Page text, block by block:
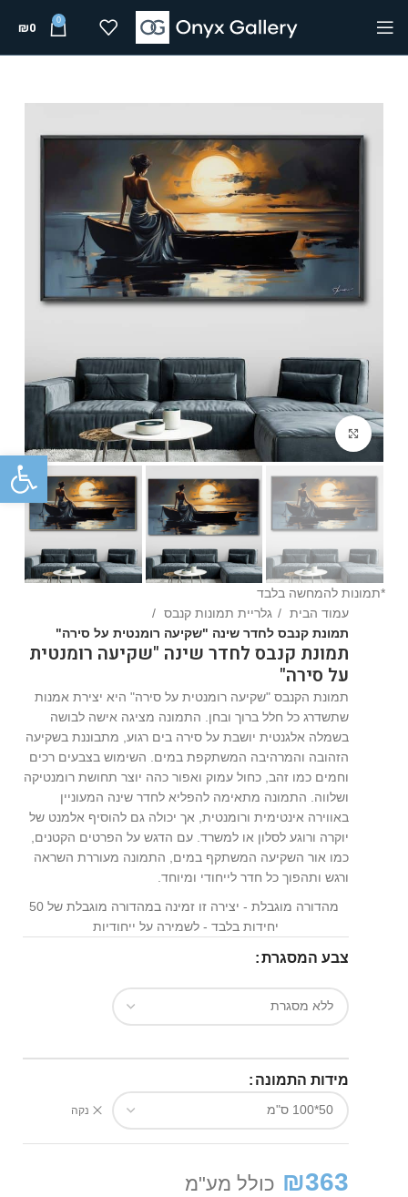
0
₪0
Click to enlarge
*תמונות להמחשה בלבד
עמוד הבית
גלריית תמונות קנבס
תמונת קנבס לחדר שינה "שקיעה רומנטית על סירה"
תמונת קנבס לחדר שינה "שקיעה רומנטית
על סירה"
תמונת הקנבס "שקיעה רומנטית על סירה" היא יצירת אמנות
שתשדרג כל חלל ברוך ובחן. התמונה מציגה אישה לבושה
בשמלה אלגנטית יושבת על סירה בים רגוע, מתבוננת בשקיעה
הזהובה והמרהיבה המשתקפת במים. השימוש בצבעים רכים
וחמים כמו זהב, כחול עמוק ואפור כהה יוצר תחושת רומנטיקה
ושלווה. התמונה מתאימה להפליא לחדר שינה המעוניין
באווירה אינטימית ורומנטית, אך יכולה גם להוסיף אלמנט של
יוקרה ורוגע לסלון או למשרד. עם הדגש על הפרטים הקטנים,
כמו אור השקיעה המשתקף במים, התמונה מעוררת השראה
ורגש ותהפוך כל חדר לייחודי ומיוחד.
מהדורה מוגבלת - יצירה זו זמינה במהדורה מוגבלת של 50
יחידות בלבד - לשמירה על ייחודיות
צבע המסגרת
מידות התמונה
נקה
₪363 כולל מע"מ